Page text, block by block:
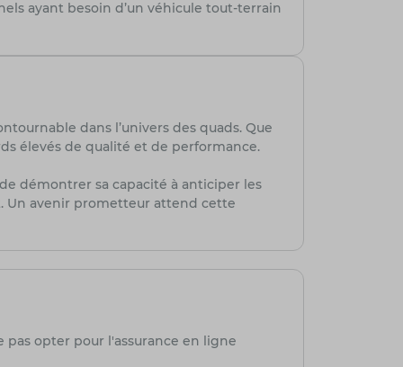
ayant besoin d’un véhicule tout-terrain
dans l’univers des quads. Que
élevés de qualité et de performance.
démontrer sa capacité à anticiper les
Un avenir prometteur attend cette
opter pour l'assurance en ligne